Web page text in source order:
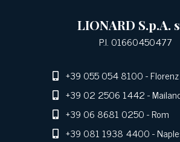
LIONARD S.p.A.
P.I. 01660450477
+39 055 054 8100- Florenz
+39 02 2506 1442-
+39 06 8681 0250- Rom
+39 081 1938 4400-